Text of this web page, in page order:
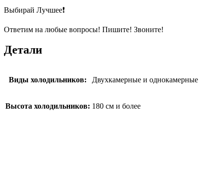
Выбирай Лучшее❗
Ответим на любые вопросы! Пишите! Звоните!
Детали
Виды холодильников: Двухкамерные и однокамерные
Высота холодильников: 180 см и более